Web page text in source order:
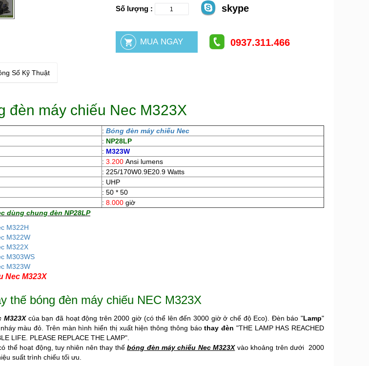
Số lượng : skype
0937.311.466
Số Kỹ Thuật
đèn máy chiếu Nec M323X
: Bóng đèn máy chiếu Nec
: NP28LP
: M323W
: 3.200 Ansi lumens
: 225/170W0.9E20.9 Watts
: UHP
: 50 * 50
: 8.000 giờ
dùng chung đèn NP28LP
M322H
M322W
M322X
M303WS
M323W
Nec M323X
thế bóng đèn máy chiếu NEC M323X
M323Xcủa bạn đã hoạt động trên 2000 giờ (có thể lên đến 3000 giờ ở chế độ Eco). Đèn báo "Lamp"
màu đỏ. Trên màn hình hiển thị xuất hiện thông thông báothay đèn "THE LAMP HAS REACHED
LIFE. PLEASE REPLACE THE LAMP".
thể hoạt động, tuy nhiên nên thay thếbóng đèn máy chiếu Nec M323Xvào khoảng trên dưới 2000
suất trình chiếu tối ưu.